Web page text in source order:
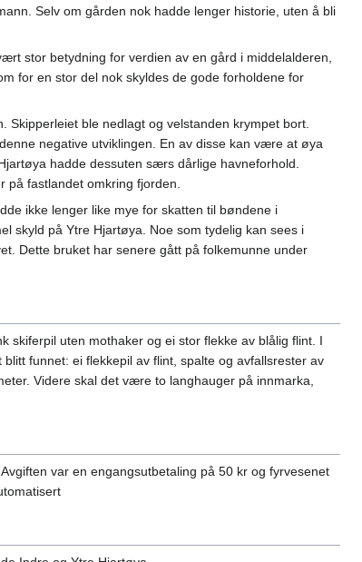
Selv om gården nok hadde lenger historie, uten å bli
stor betydning for verdien av en gård i middelalderen,
for en stor del nok skyldes de gode forholdene for
Skipperleiet ble nedlagt og velstanden krympet bort.
negative utviklingen. En av disse kan være at øya
hadde dessuten særs dårlige havneforhold.
på fastlandet omkring fjorden.
ikke lenger like mye for skatten til bøndene i
skyld på Ytre Hjartøya. Noe som tydelig kan sees i
Dette bruket har senere gått på folkemunne under
uten mothaker og ei stor flekke av blålig flint. I
funnet: ei flekkepil av flint, spalte og avfallsrester av
Videre skal det være to langhauger på innmarka,
var en engangsutbetaling på 50 kr og fyrvesenet